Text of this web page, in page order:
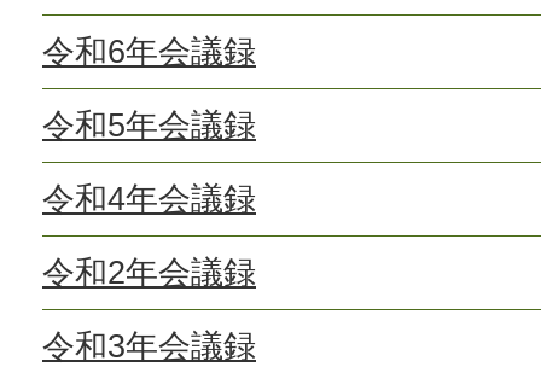
令和6年会議録
令和5年会議録
令和4年会議録
令和2年会議録
令和3年会議録